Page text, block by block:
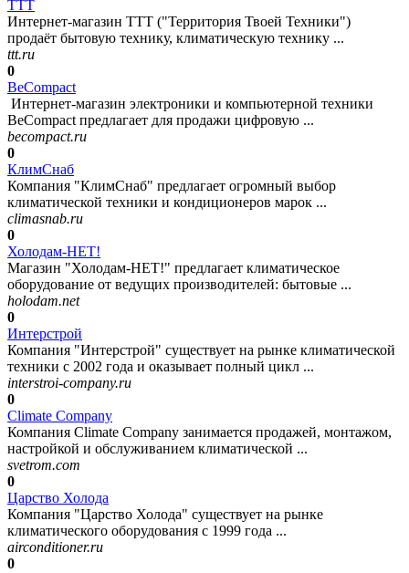
ТТТ
Интернет-магазин ТТТ ("Территория Твоей Техники")
продаёт бытовую технику, климатическую технику ...
ttt.ru
0
BeCompact
Интернет-магазин электроники и компьютерной техники
BeCompact предлагает для продажи цифровую ...
becompact.ru
0
КлимСнаб
Компания "КлимСнаб" предлагает огромный выбор
климатической техники и кондиционеров марок ...
climasnab.ru
0
Холодам-НЕТ!
Магазин "Холодам-НЕТ!" предлагает климатическое
оборудование от ведущих производителей: бытовые ...
holodam.net
0
Интерстрой
Компания "Интерстрой" существует на рынке климатической
техники с 2002 года и оказывает полный цикл ...
interstroi-company.ru
0
Climate Company
Компания Climate Company занимается продажей, монтажом,
настройкой и обслуживанием климатической ...
svetrom.com
0
Царство Холода
Компания "Царство Холода" существует на рынке
климатического оборудования с 1999 года ...
airconditioner.ru
0